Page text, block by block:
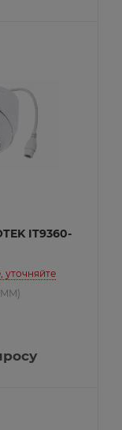
IT9360-
уточняйте